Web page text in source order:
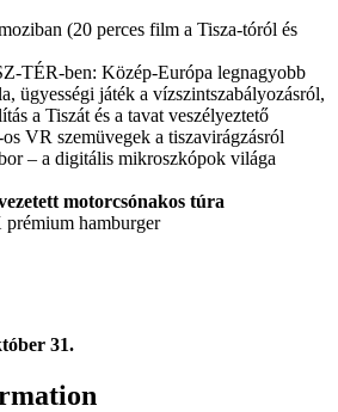
(20 perces film a Tisza-tóról és
TÉR-ben: Közép-Európa legnagyobb
ügyességi játék a vízszintszabályozásról,
a Tiszát és a tavat veszélyeztető
VR szemüvegek a tiszavirágzásról
– a digitális mikroszkópok világa
motorcsónakos túra
prémium hamburger
31.